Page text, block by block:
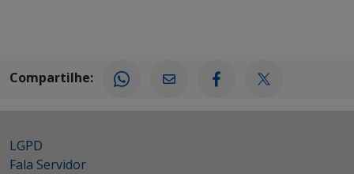
Compartilhe:
LGPD
Fala Servidor